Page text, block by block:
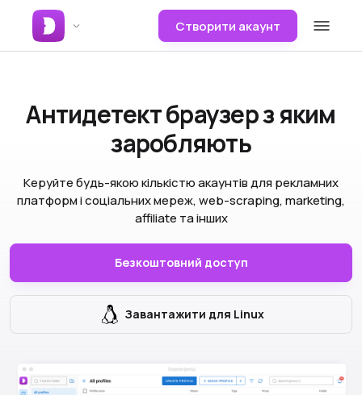
Створити акаунт
Антидетект браузерз яким
заробляють
Керуйте будь-якою кількістю акаунтів для рекламних
платформ і соціальних мереж, web-scraping, marketing,
affiliate та інших
Безкоштовний доступ
Завантажити для Linux